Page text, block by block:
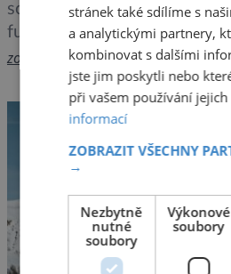
součástí každodenního
funguje sice poměrně
samozřejmě patří k
technologií. Usnadňuje
provozovatelům, ale také
nemusí nikam chodit nebo
věcí vyřídí pohodlně a
systémy jsou důležitým
zobrazit více >>
stránek také sdílíme s
a analytickými partnery,
kombinovat s dalšími
jste jim poskytli nebo
při vašem používání
informací
ZOBRAZIT VŠECHNY
→
Nezbytně
nutné
soubory
Výkonové
soubory